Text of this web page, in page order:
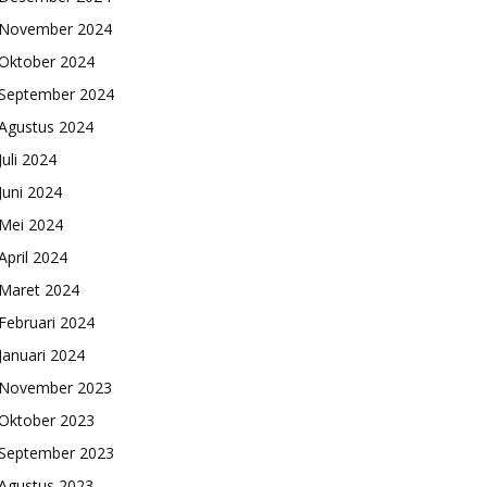
2024
2024
2024
2024
2024
2024
2024
2024
2024
2024
2024
2023
2023
2023